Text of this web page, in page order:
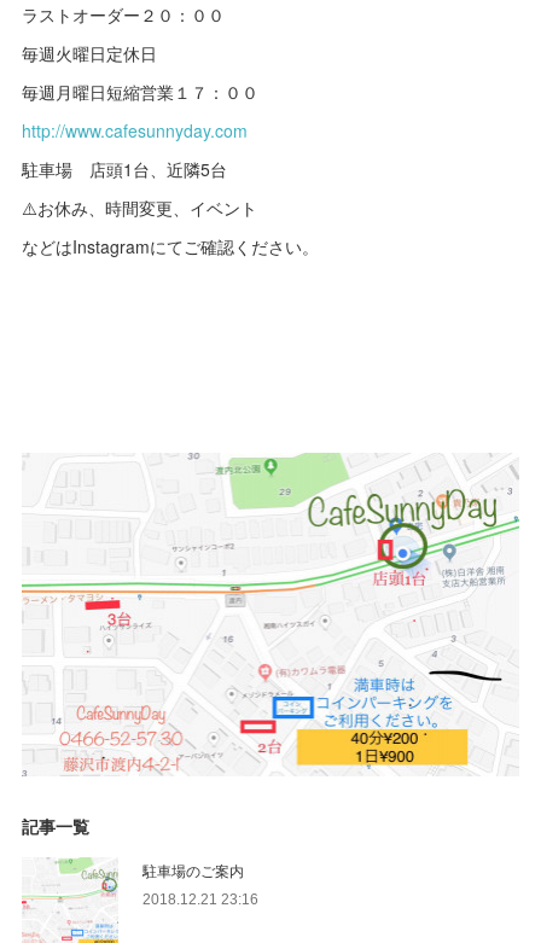
ラストオーダー２０：００
毎週火曜日定休日
毎週月曜日短縮営業１７：００
http://www.cafesunnyday.com
駐車場 店頭1台、近隣5台
⚠️お休み、時間変更、イベント
などはInstagramにてご確認ください。
記事一覧
駐車場のご案内
2018.12.21 23:16